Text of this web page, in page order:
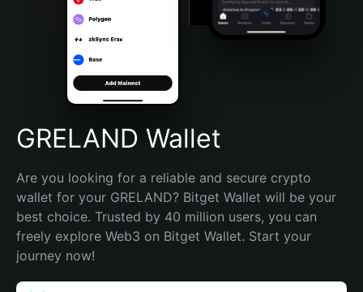
Português (Brasil)
Español (Argentina)
GRELAND Wallet
Are you looking for a reliable and secure crypto
wallet for your GRELAND? Bitget Wallet will be your
best choice. Trusted by 40 million users, you can
freely explore Web3 on Bitget Wallet. Start your
journey now!